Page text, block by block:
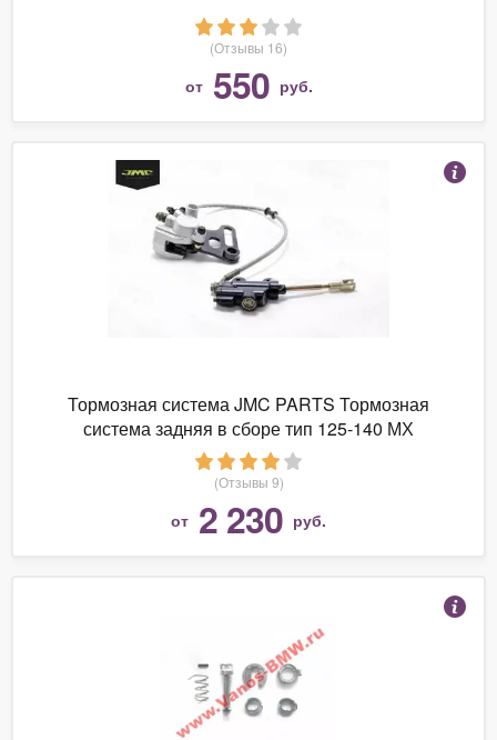
(Отзывы 16)
от 550 руб.
Тормозная система JMC PARTS Тормозная
система задняя в сборе тип 125-140 МХ
(однопоршневой суппорт, L-580 мм)
(Отзывы 9)
от 2 230 руб.